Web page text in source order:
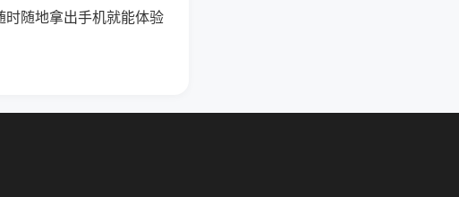
随地拿出手机就能体验